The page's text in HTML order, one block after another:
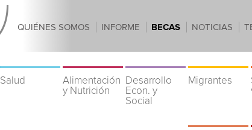
QUIÉNES SOMOS INFORME BECAS NOTICIAS
Salud
Alimentación
y Nutrición
Desarrollo
Econ. y
Social
Migrantes